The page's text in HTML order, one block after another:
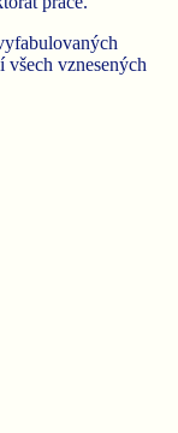
vznesených